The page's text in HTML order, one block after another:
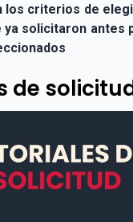
los criterios de
ya solicitaron antes
de